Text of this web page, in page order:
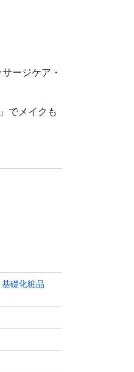
ージケア・
でメイクも
合 / 優しい
×科学」の
取り入れた
が磨かれて
礎化粧品